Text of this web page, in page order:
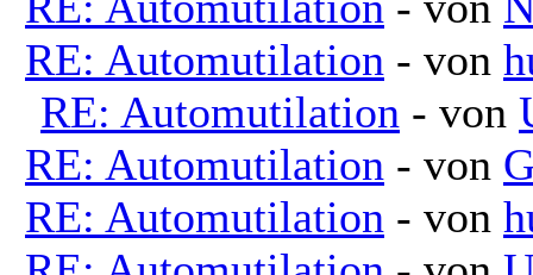
RE: Automutilation - von
RE: Automutilation - von
RE: Automutilation - von
RE: Automutilation - von